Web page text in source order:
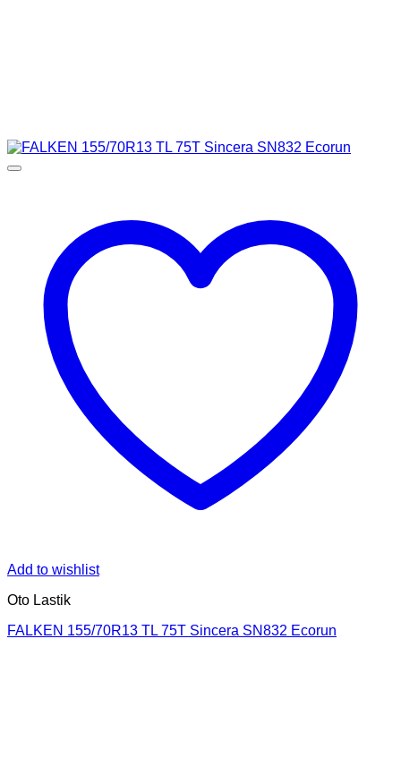
Add to wishlist
Oto Lastik
FALKEN 155/70R13 TL 75T Sincera SN832 Ecorun